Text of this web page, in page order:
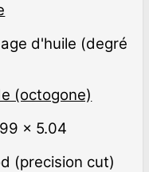
(octogone)
× 5.04
(precision cut)